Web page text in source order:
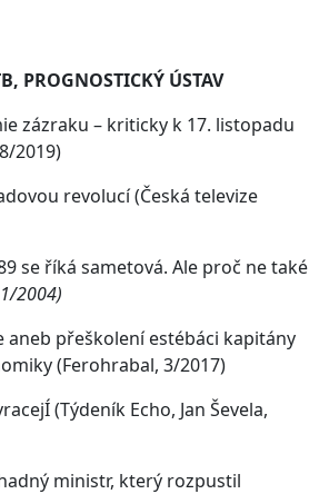
PROGNOSTICKÝ ÚSTAV
zázraku – kriticky k 17. listopadu
2019)
revolucí(Česká televize
se říká sametová. Ale proč ne také
2004)
aneb přeškolení estébáci kapitány
(Ferohrabal, 3/2017)
(Týdeník Echo, Jan Ševela,
ministr, který rozpustil